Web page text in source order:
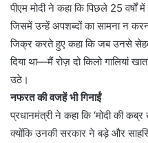
पीएम मोदी ने कहा कि पिछले 25 वर्षों
जिसमें उन्हें अपशब्दों का सामना न
जिक्र करते हुए कहा कि जब उनसे सेहत
दिया था—मैं रोज़ दो किलो गालियां
उठे।
नफरत की वजहें भी गिनाईं
प्रधानमंत्री ने कहा कि ‘मोदी की
क्योंकि उनकी सरकार ने बड़े और